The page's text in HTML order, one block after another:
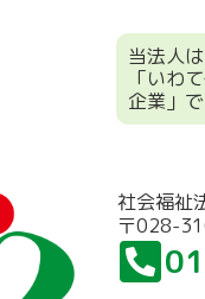
当法人は
「いわ
企業」で
社会福祉
〒028-